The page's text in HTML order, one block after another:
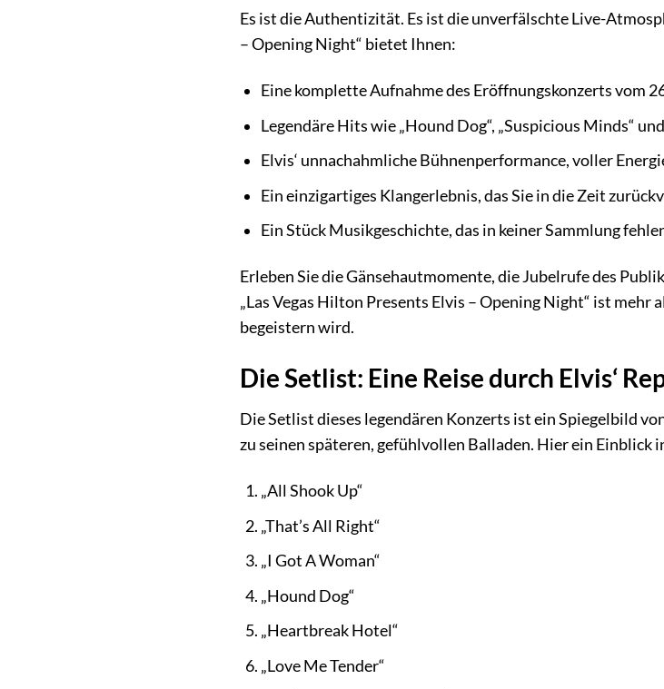
Es ist die Authentizität. Es ist die unverfälschte Live-
– Opening Night“ bietet Ihnen:
Eine komplette Aufnahme des Eröffnungskonzerts vom
Legendäre Hits wie „Hound Dog“, „Suspicious Minds“
Elvis‘ unnachahmliche Bühnenperformance, voller
Ein einzigartiges Klangerlebnis, das Sie in die Zeit
Ein Stück Musikgeschichte, das in keiner Sammlung
Erleben Sie die Gänsehautmomente, die Jubelrufe des
„Las Vegas Hilton Presents Elvis – Opening Night“ ist
begeistern wird.
Die Setlist: Eine Reise durch Elvis‘
Die Setlist dieses legendären Konzerts ist ein Spiegelbild
zu seinen späteren, gefühlvollen Balladen. Hier ein Einblick
„All Shook Up“
„That’s All Right“
„I Got A Woman“
„Hound Dog“
„Heartbreak Hotel“
„Love Me Tender“